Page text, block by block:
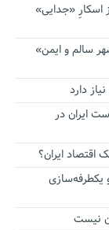
است/ ۱۴ سال بعد از اسکارِ «جدایی»
سالم و ایمن»
دارد
مأموریت‌ اقیانوسی/ ۵ درخواست ایران در
اقتصاد ایران؟
یکطرفه‌سازی
نیست